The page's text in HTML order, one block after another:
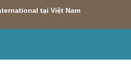
tại Việt Nam